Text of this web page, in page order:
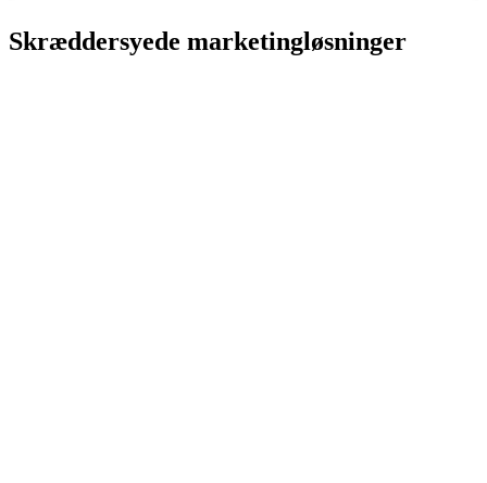
Skræddersyede marketingløsninger